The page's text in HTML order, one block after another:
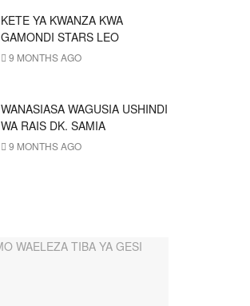
KETE YA KWANZA KWA
GAMONDI STARS LEO
9 MONTHS AGO
WANASIASA WAGUSIA USHINDI
WA RAIS DK. SAMIA
9 MONTHS AGO